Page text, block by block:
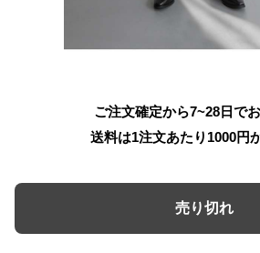
ご注文確定から7~28日で
送料は1注文あたり 1000円
売り切れ